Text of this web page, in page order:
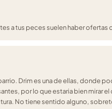
a tus peces suelen haber
Drim es una de ellas, donde
por lo que estaria bien mirar
No tiene sentido alguno,